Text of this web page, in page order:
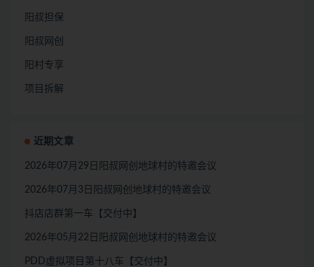
阳叔担保
阳叔网创
阳村专享
项目拆解
近期文章
2026年07月29日阳叔网创地球村的特邀会议
2026年07月3日阳叔网创地球村的特邀会议
抖店店群第一车【交付中】
2026年05月22日阳叔网创地球村的特邀会议
PDD虚拟项目第十八车【交付中】